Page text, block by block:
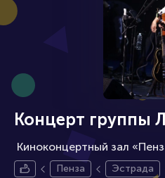
Концерт группы
Киноконцертный зал
Пенза Эстрада